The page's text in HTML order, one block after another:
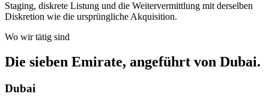
Staging, diskrete Listung und die Weitervermittlung mit derselben
Diskretion wie die ursprüngliche Akquisition.
Wo wir tätig sind
Die sieben Emirate, angeführt von Dubai.
Dubai